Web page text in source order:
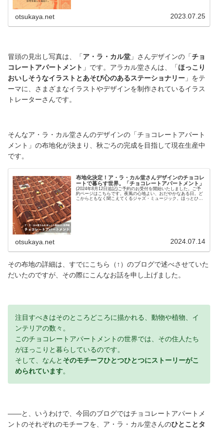
otsukaya.net 2023.07.25
冒頭の見出し写真は、「ア・ラ・カル堂 」さんデザインの「チョ
コレートアパートメント 」です。アラカル堂さんは、「ほっこり
おいしそうなイラストとあそび心のあるステーショナリー 」をテ
ーマに、さまざまなイラストやデザインを制作されているイラス
トレーターさんです。
そんなア・ラ・カル堂さんのデザインの「チョコレートアパート
メント」の布地化が決まり、秋ごろの完成を目指して現在生産中
です。
布地化決定！ア・ラ・カル堂さんデザインのチョコレ
ートで暮らす世界。「チョコレートアパートメント」
(2024年8月12日追記)ご予約のお受付を開始いたしました。ご予
約ページはこちらです。夜風の心地よい、おだやかなある日。ど
こからともなく聞こえてくるジャズ・ミュージック。ほっとひと
otsukaya.net 2024.07.14
その布地の詳細は、すでにこちら（↑）のブログで述べさせていた
だいたのですが、その際にこんなお話を申し上げました。
注目すべきはそのところどころに描かれる、動物や植物、イ
ンテリアの数々。
このチョコレートアパートメントの世界では、その住人たち
がほっこりと暮らしているのです。
そして、なんと そのモチーフひとつひとつにストーリーがこ
められています。
――と、いうわけで、今回のブログではチョコレートアパートメ
ントのそれぞれのモチーフを、ア・ラ・カル堂さんのひとことタ